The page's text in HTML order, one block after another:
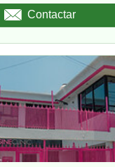
Contactar